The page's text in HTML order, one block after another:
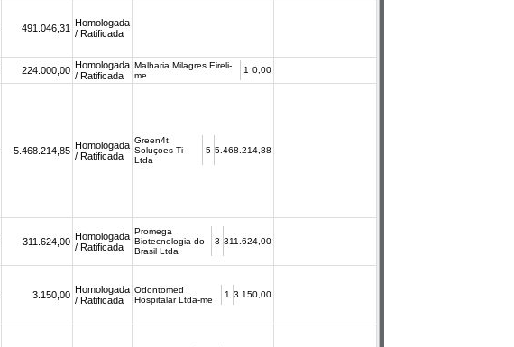
491.046,31 Homologada
/ Ratificada
224.000,00 Homologada
/ Ratificada
Malharia Milagres Eireli-
me
1 0,00
5.468.214,85 Homologada
/ Ratificada
Green4t
Soluçoes Ti
Ltda
5 5.468.214,88
311.624,00 Homologada
/ Ratificada
Promega
Biotecnologia do
Brasil Ltda
3 311.624,00
3.150,00 Homologada
/ Ratificada
Odontomed
Hospitalar Ltda-me
1 3.150,00